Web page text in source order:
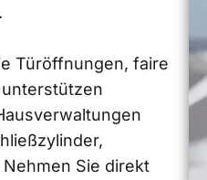
Türöffnungen, faire
Sie direkt